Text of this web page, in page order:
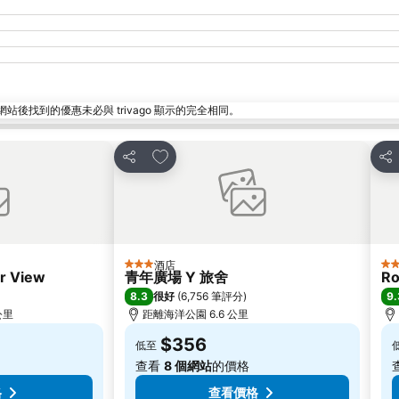
後找到的優惠未必與 trivago 顯示的完全相同。
View
分享
放到收藏夾
3 星級酒店
青年廣場 Y 旅舍
8.3 很好 (6,756 筆評分)
距離海洋公園 6.6 公里
低至 $356
查看 8 個網站的價格
查看價格
分
5